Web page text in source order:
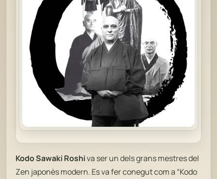
Kodo Sawaki Roshiva ser un dels grans mestres del
Zen japonès modern. Es va fer conegut com a “Kodo